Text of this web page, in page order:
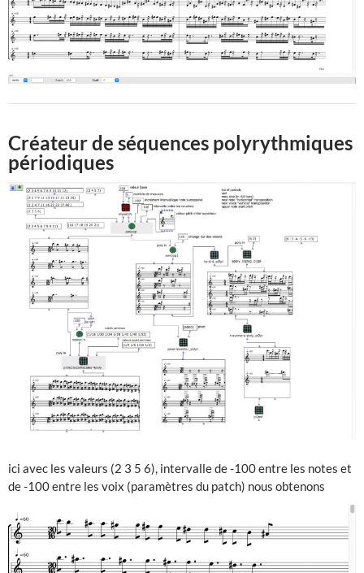
Créateur de séquences polyrythmiques
périodiques
ici avec les valeurs (2 3 5 6), intervalle de -100 entre les notes et
de -100 entre les voix (paramètres du patch) nous obtenons